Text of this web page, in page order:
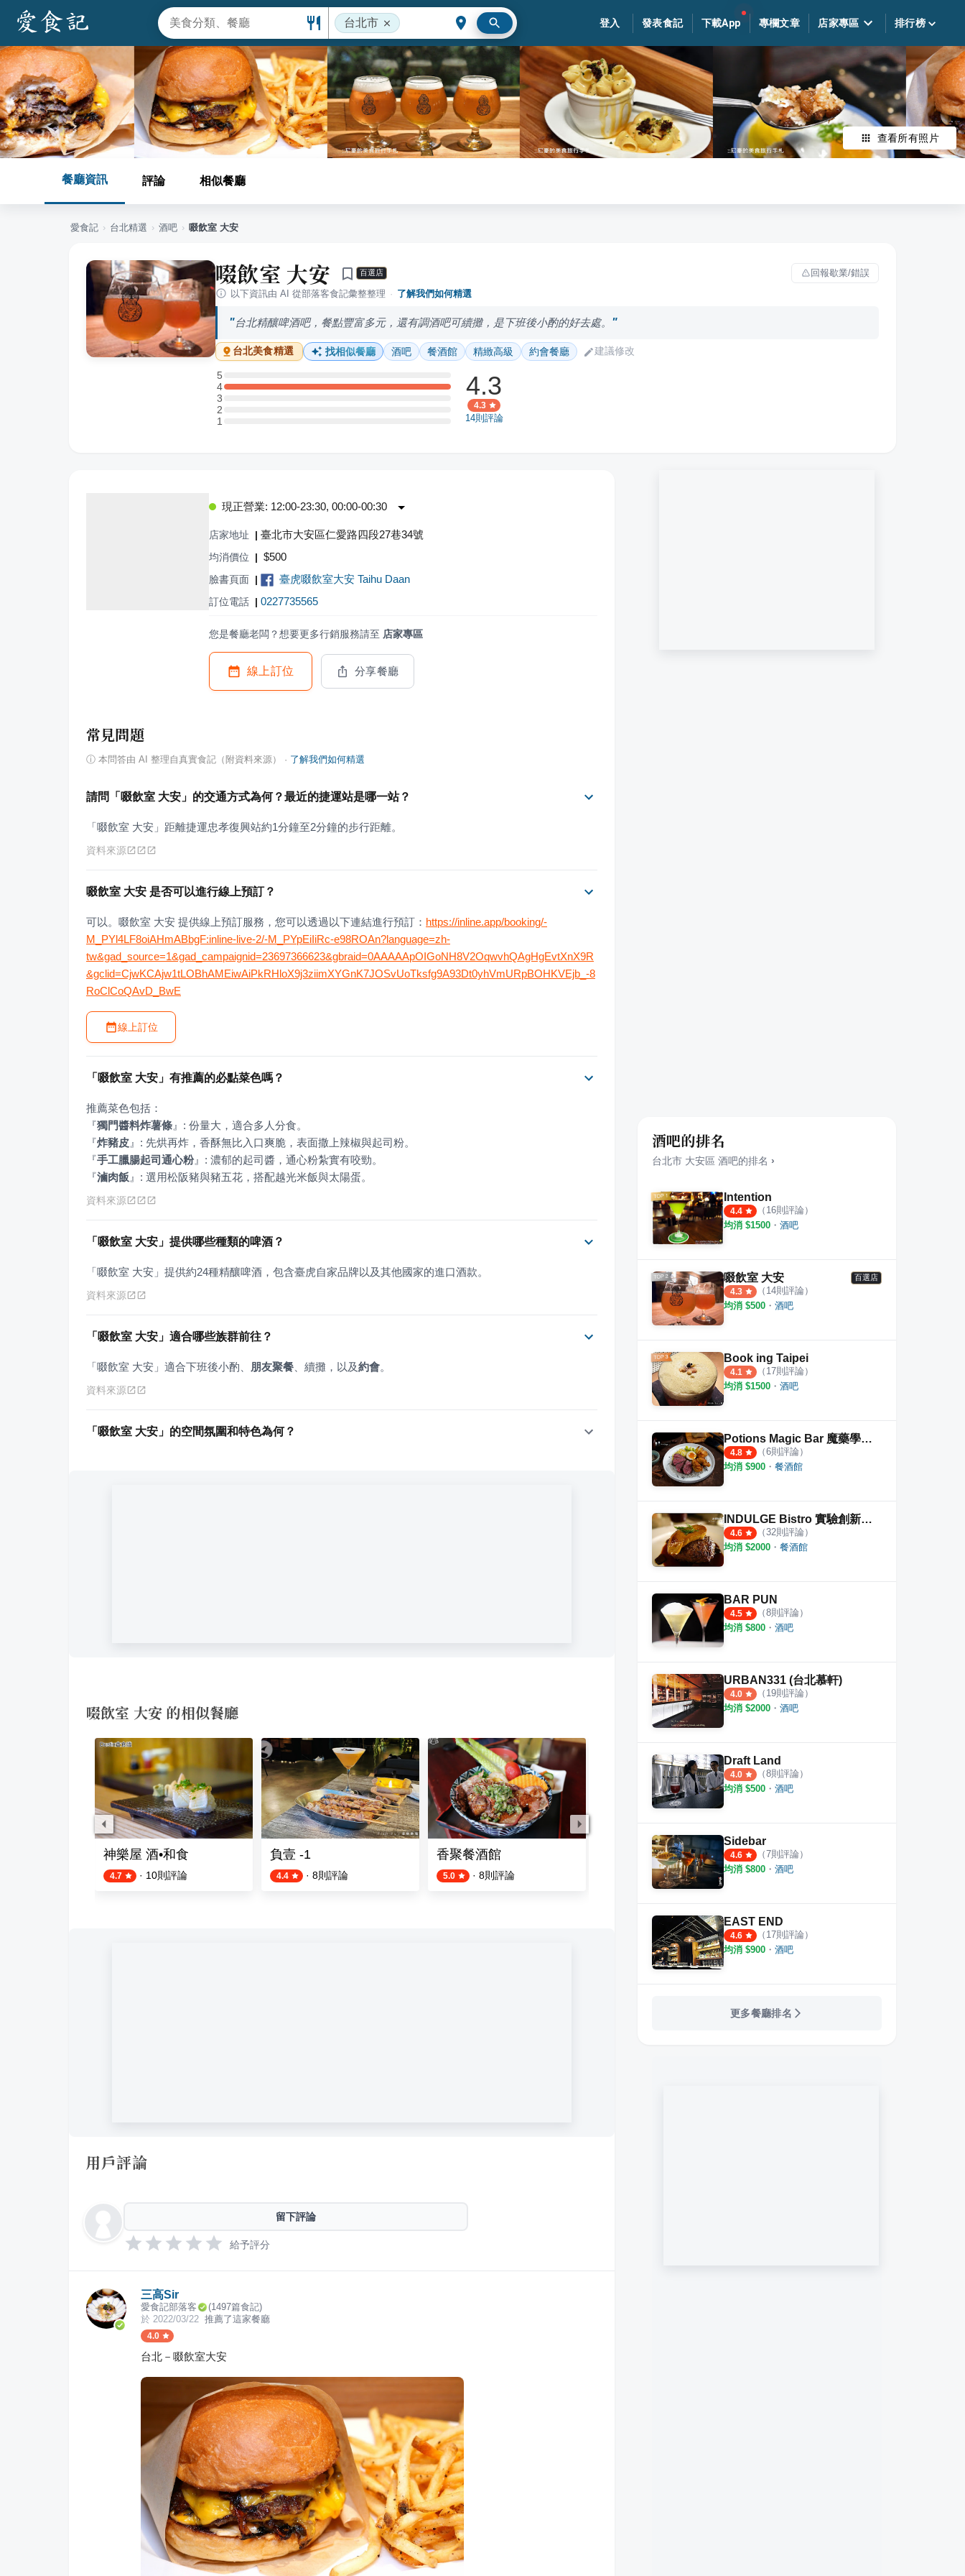
台北市 登入 發表食記 下載App 專欄文章 店家專區 排行榜
查看所有照片
餐廳資訊 評論 相似餐廳
愛食記 › 台北精選 › 酒吧 › 啜飲室 大安
啜飲室 大安 百選店
回報歇業/錯誤
以下資訊由 AI 從部落客食記彙整整理 · 了解我們如何精選
台北精釀啤酒吧，餐點豐富多元，還有調酒吧可續攤，是下班後小酌的好去處。
台北美食精選 找相似餐廳 酒吧 餐酒館 精緻高級 約會餐廳 建議修改
5
5 星：0 則評論
4
4 星：7 則評論
3
3 星：0 則評論
2
2 星：0 則評論
11 星：0 則評論
4.3
4.3
14則評論
現正營業: 12:00-23:30, 00:00-00:30
店家地址 | 臺北市大安區仁愛路四段27巷34號
均消價位 | $500
臉書頁面 | 臺虎啜飲室大安 Taihu Daan
訂位電話 | 0227735565
您是餐廳老闆？想要更多行銷服務請至 店家專區
線上訂位 分享餐廳
常見問題
ⓘ 本問答由 AI 整理自真實食記（附資料來源） · 了解我們如何精選
請問「啜飲室 大安」的交通方式為何？最近的捷運站是哪一站？
「啜飲室 大安」距離捷運忠孝復興站約1分鐘至2分鐘的步行距離。
資料來源
啜飲室 大安 是否可以進行線上預訂？
可以。啜飲室 大安 提供線上預訂服務，您可以透過以下連結進行預訂： https://inline.app/booking/-
M_PYl4LF8oiAHmABbgF:inline-live-2/-M_PYpEiIiRc-e98ROAn?language=zh-
tw&gad_source=1&gad_campaignid=23697366623&gbraid=0AAAAApOIGoNH8V2OqwvhQAgHgEvtXnX9R
&gclid=CjwKCAjw1tLOBhAMEiwAiPkRHloX9j3ziimXYGnK7JOSvUoTksfg9A93Dt0yhVmURpBOHKVEjb_-8
RoClCoQAvD_BwE
線上訂位
「啜飲室 大安」有推薦的必點菜色嗎？
『獨門醬料炸薯條 』
『炸豬皮 』
『手工臘腸起司通心粉』
『滷肉飯 』 : 選用松阪豬與豬五花，搭配越光米飯與太陽蛋。
資料來源
「啜飲室 大安」提供哪些種類的啤酒？
「啜飲室 大安」提供約24種精釀啤酒，包含臺虎自家品牌以及其他國家的進口酒款。
資料來源
「啜飲室 大安」適合哪些族群前往？
「啜飲室 大安」適合下班後小酌、 朋友聚餐 、續攤，以及約會。
資料來源
「啜飲室 大安」的空間氛圍和特色為何？
啜飲室 大安 的相似餐廳
神樂屋 酒•和食
4.7 · 10則評論
負壹 -1
4.4 · 8則評論
香聚餐酒館
5.0 · 8則評論
Zoom Inn
則評論
玖酒井食事町
4.7
用戶評論
留下評論
給予評分
三高Sir
愛食記部落客 (1497篇食記)
於 2022/03/22 推薦了這家餐廳
4.0
台北－啜飲室大安
酒吧的排名
台北市 大安區 酒吧的排名 ›
Intention
4.4 （ 16則評論）
均消 $1500 ・ 酒吧
啜飲室 大安 百選店
4.3 （ 14則評論）
均消 $500 ・ 酒吧
Book ing Taipei
4.1 （ 17則評論）
均消 $1500 ・ 酒吧
Potions Magic Bar 魔藥學餐酒館
4.8 （6則評論）
均消 $900 ・ 餐酒館
INDULGE Bistro 實驗創新餐酒館
4.6 （32則評論）
均消 $2000 ・ 餐酒館
BAR PUN
4.5 （8則評論）
均消 $800 ・ 酒吧
URBAN331 (台北慕軒)
4.0 （ 19則評論）
均消 $2000 ・ 酒吧
Draft Land
4.0 （8則評論）
均消 $500 ・ 酒吧
Sidebar
4.6 （7則評論）
均消 $800 ・ 酒吧
EAST END
4.6 （ 17則評論）
均消 $900 ・ 酒吧
更多餐廳排名